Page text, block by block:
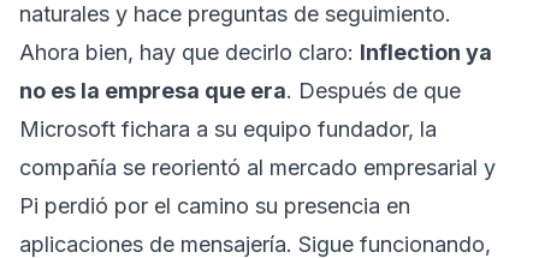
naturales y hace preguntas de seguimiento.
Ahora bien, hay que decirlo claro: Inflection ya
no es la empresa que era. Después de que
Microsoft fichara a su equipo fundador, la
compañía se reorientó al mercado empresarial y
Pi perdió por el camino su presencia en
aplicaciones de mensajería. Sigue funcionando,